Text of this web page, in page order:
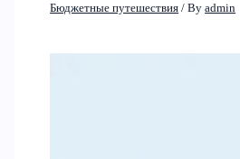
Бюджетные путешествия / Byadmin